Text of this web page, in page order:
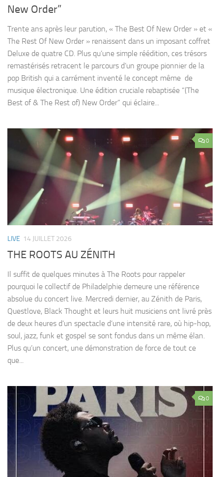
New Order”
Trente ans après leur parution, « The Best Of New Order » et «
The Rest Of New Order » renaissent dans un imposant coffret
Deluxe de quatre CD. Plus qu’une simple réédition, ces trésors
remastérisés retracent le parcours d’un groupe pionnier de la
pop British qui a carrément inventé le concept même de
musique électronique. Une édition cruciale rebaptisée “(The
Best of & The Rest of) New Order” qui éclaire...
0
LIVE 14 JUILLET 2026
THE ROOTS AU ZÉNITH
Il suffit de quelques minutes à The Roots pour rappeler
pourquoi le collectif de Philadelphie demeure une référence
absolue du concert live. Mercredi dernier, au Zénith de Paris,
Questlove, Black Thought et leurs huit musiciens ont livré près
de deux heures d’un spectacle d’une intensité rare, où hip-hop,
soul, jazz, funk et gospel se sont fondus dans un même élan.
Plus qu’un concert, une démonstration de force de tout ce
que...
0